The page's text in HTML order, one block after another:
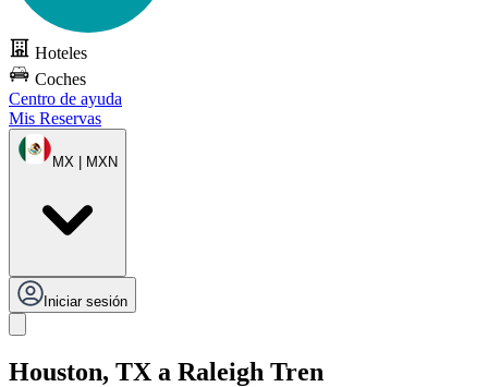
Hoteles
Coches
Centro de ayuda
Mis Reservas
MX | MXN
Iniciar sesión
Houston, TX a Raleigh Tren